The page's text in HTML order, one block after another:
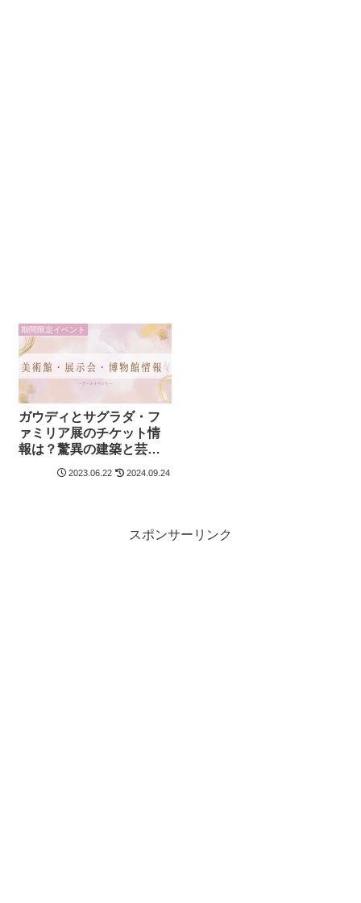
期間限定イベント
ガウディとサグラダ・フ
ァミリア展のチケット情
報は？驚異の建築と芸術
の融合！
2023.06.22 2024.09.24
スポンサーリンク